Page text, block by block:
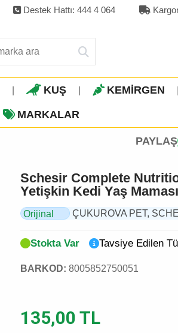
Destek Hattı: 444 4 064
KUŞ KEMİRGEN
MARKALAR
PAYLAŞ
Schesir Complete
Yetişkin Kedi Yaş
Orijinal
ÇUKUROVA PET,
Stokta Var Tavsiye Edilen
BARKOD: 8005852750051
135,00 TL